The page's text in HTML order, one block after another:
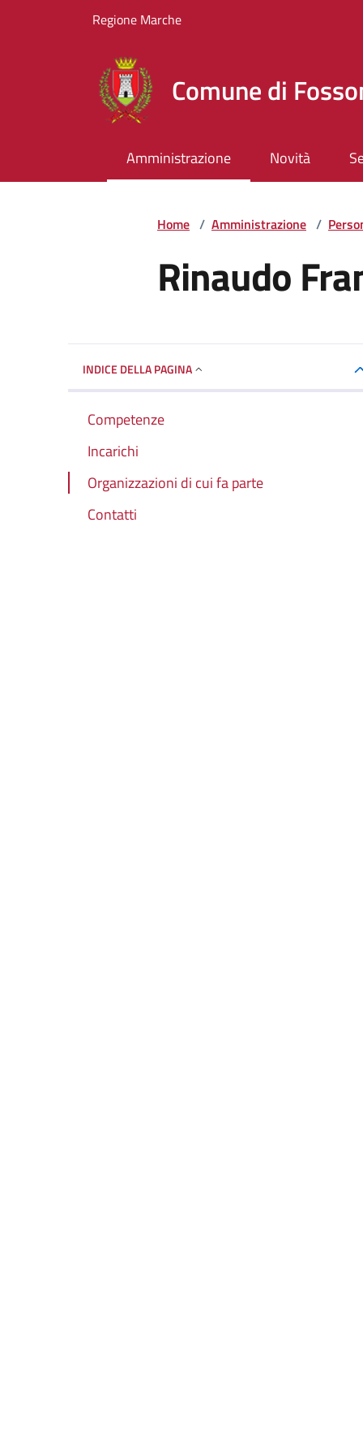
Vai ai contenutiRegione Marche
Comune di
Amministrazione Novità
Home / Amministrazione /
Rinaudo
INDICE DELLA PAGINA
Competenze
Incarichi
Organizzazioni di cui fa parte
Contatti